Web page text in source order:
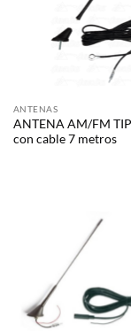
ANTENAS
ANTENA AM/FM
con cable 7 metros